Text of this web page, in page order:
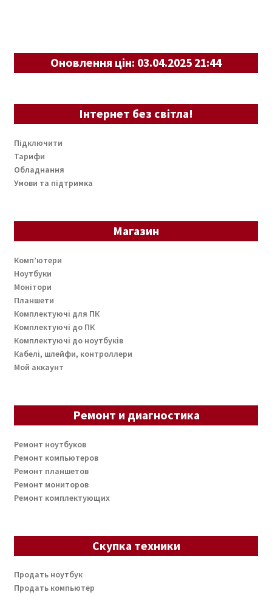
Оновлення цін: 03.04.2025 21:44
Інтернет без світла!
Підключити
Тарифи
Обладнання
Умови та підтримка
Магазин
Комп’ютери
Ноутбуки
Монітори
Планшети
Комплектуючі для ПК
Комплектуючі до ПК
Комплектуючі до ноутбуків
Кабелі, шлейфи, контроллери
Мой аккаунт
Ремонт и диагностика
Ремонт ноутбуков
Ремонт компьютеров
Ремонт планшетов
Ремонт мониторов
Ремонт комплектующих
Скупка техники
Продать ноутбук
Продать компьютер